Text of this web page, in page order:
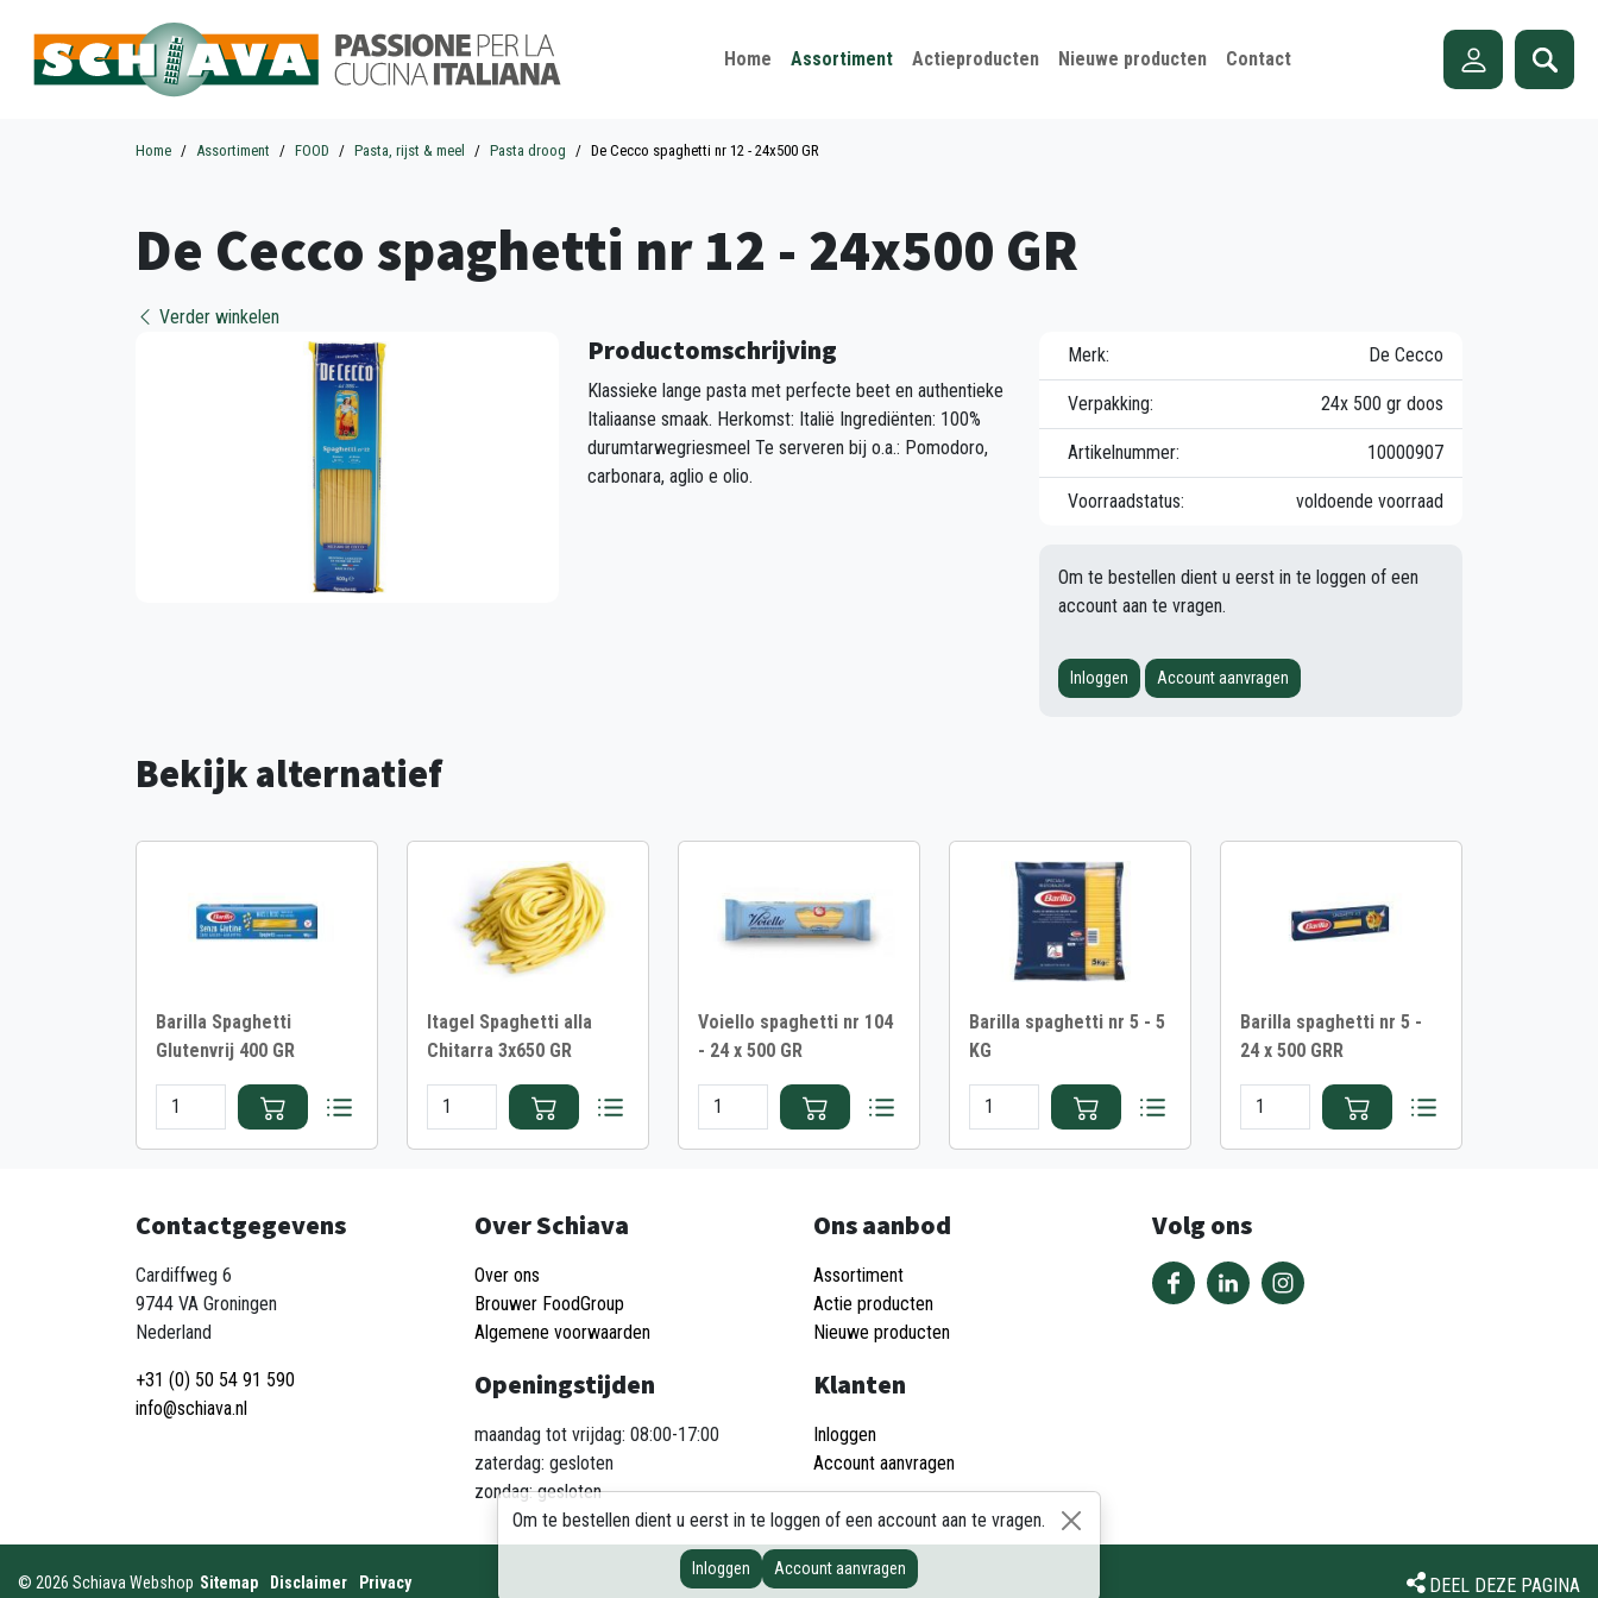
Home Assortiment Actieproducten Nieuwe producten Contact
Home Assortiment FOOD Pasta, rijst & meel Pasta droog De Cecco spaghetti nr 12 - 24x500 GR
De Cecco spaghetti nr 12 - 24x500 GR
Verder winkelen
Productomschrijving
Klassieke lange pasta met perfecte beet en authentieke
Italiaanse smaak. Herkomst: Italië Ingrediënten: 100%
durumtarwegriesmeel Te serveren bij o.a.: Pomodoro,
carbonara, aglio e olio.
Merk: De Cecco
Verpakking: 24x 500 gr doos
Artikelnummer: 10000907
Voorraadstatus: voldoende voorraad
Om te bestellen dient u eerst in te loggen of een
account aan te vragen.
Inloggen Account aanvragen
Bekijk alternatief
Barilla Spaghetti
Glutenvrij 400 GR
Itagel Spaghetti alla
Chitarra 3x650 GR
Voiello spaghetti nr 104
- 24 x 500 GR
Barilla spaghetti nr 5 - 5
KG
Barilla spaghetti nr 5 -
24 x 500 GRR
Om te bestellen dient u eerst in te loggen of een account aan te vragen.
Inloggen Account aanvragen
Contactgegevens
Cardiffweg 6
9744 VA Groningen
Nederland
+31 (0) 50 54 91 590
info@schiava.nl
Over Schiava
Over ons
Brouwer FoodGroup
Algemene voorwaarden
Openingstijden
maandag tot vrijdag: 08:00-17:00
zaterdag: gesloten
zondag: gesloten
Ons aanbod
Assortiment
Actie producten
Nieuwe producten
Klanten
Inloggen
Account aanvragen
Volg ons
© 2026 Schiava Webshop Sitemap Disclaimer Privacy DEEL DEZE PAGINA